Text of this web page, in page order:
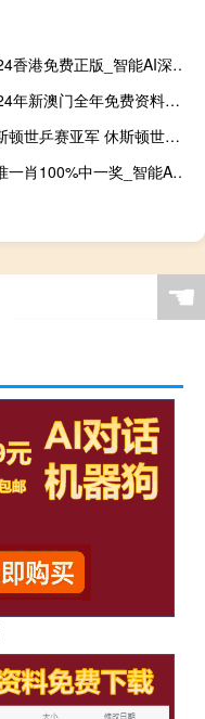
2024香港免费正版_智能AI深度解析_好看视频版v32.26.274
2024年新澳门全年免费资料大全_引发热议与讨论_GM版v69.07.09
休斯顿世乒赛亚军 休斯顿世乒赛女单四强
最准一肖100%中一奖_智能AI深度解析_爱采购版v47.08.814
☚